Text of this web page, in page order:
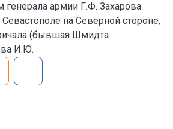
генерала армии Г.Ф. Захарова
на Северной стороне,
(бывшая Шмидта
И.Ю.